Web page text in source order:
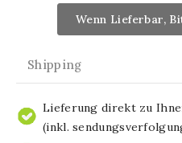
Wenn Lieferbar,
Shipping
Lieferung direkt zu
(inkl.